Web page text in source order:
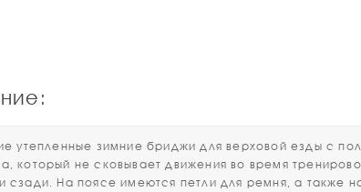
утепленные зимние бриджи для верховой езды с
который не сковывает движения во время
сзади. На поясе имеются петли для ремня, а также